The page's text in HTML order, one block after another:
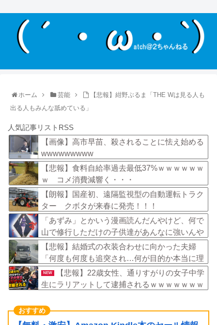
ホーム 芸能
【悲報】紺野ぶるま「THE Wは見る人も
出る人もみんな舐めている」
人気記事リストRSS
【画像】高市早苗、殺されることに怯え始める
wwwwwwwww
【悲報】食料自給率過去最低37%ｗｗｗｗｗｗ
ｗ コメ消費減響く・・・
【朗報】国産初、遠隔監視型の自動運転トラク
ター クボタが来春に発売！！！
「あずみ」とかいう漫画読んだんやけど、何で
山で修行しただけの子供達があんなに強いんや
【悲報】結婚式の衣装合わせに向かった夫婦
「何度も何度も追突され…何が目的か本当に理
解できない」東名高速で続いた約1.7キロの追
突
NEW
【悲報】22歳女性、通りすがりの女子中学
生にラリアットして逮捕されるｗｗｗｗｗｗｗ